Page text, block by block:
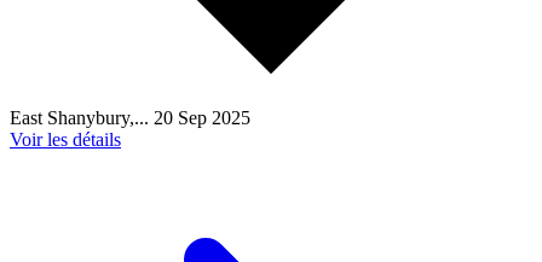
East Shanybury,... 20 Sep 2025
Voir les détails